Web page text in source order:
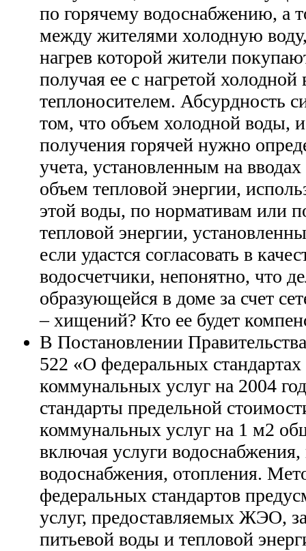
по горячему водоснабжению, а
между жителями холодную
нагрев которой жители
получая ее с нагретой холодной
теплоносителем. Абсурдность
том, что объем холодной воды,
получения горячей нужно
учета, установленным на
объем тепловой энергии,
этой воды, по нормативам или
тепловой энергии,
если удастся согласовать в
водосчетчики, непонятно, что
образующейся в доме за счет
– хищений? Кто ее будет
В Постановлении
522 «О федеральных
коммунальных услуг на 2004
стандарты предельной
коммунальных услуг на 1 м2
включая услуги водоснабжения,
водоснабжения, отопления.
федеральных стандартов
услуг, предоставляемых ЖЭО,
питьевой воды и тепловой